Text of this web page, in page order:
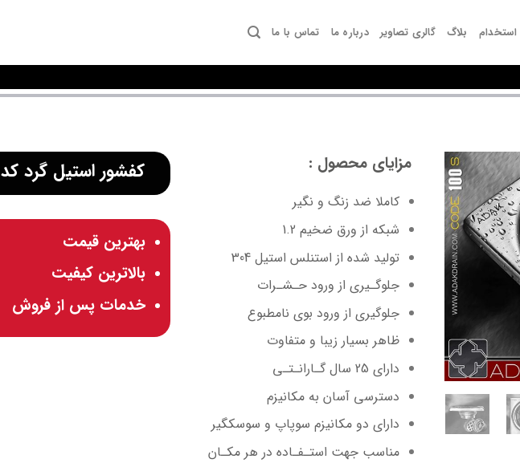
استخدام بلاگ گالری تصاویر درباره ما تماس با ما
مزایای محصول :
کاملا ضد زنگ و نگیر
شبکه از ورق ضخیم 1.2
تولید شده از استنلس استیل 304
جلوگـیری از ورود حـشـرات
جلوگیری از ورود بوی نامطبوع
ظاهر بسیار زیبا و متفاوت
دارای 25 سال گـارانـتـی
دسترسی آسان به مکانیزم
دارای دو مکانیزم سوپاپ و سوسکگیر
مناسب جهت استـفـاده در هر مکـان
کفشور استیل گرد کد 100s
بهترین قیمت
بالاترین کیفیت
خدمات پس از فروش